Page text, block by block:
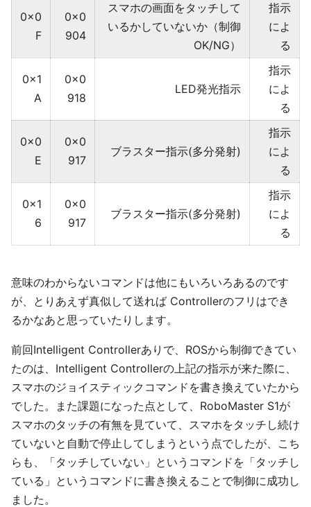
0x0
F
0x0
904
スマホの画面をタッチして
いるかしていないか（制御
OK/NG）
指示
によ
る
0x1
A
0x0
918
LED発光指示
指示
によ
る
0x0
E
0x0
917
ブラスター指示(多分発射)
指示
によ
る
0x1
6
0x0
917
ブラスター指示(多分発射)
指示
によ
る
意味のわからないコマンドは他にもいろいろあるのです
が、とりあえず真似して送れば Controllerのフリはでき
るかなあと思っていたりします。
前回Intelligent Controllerありで、ROSから制御できてい
たのは、Intelligent Controllerの上記の指示が来た際に、
スマホのジョイスティックコマンドを書き換えていたから
でした。また課題になった点として、RoboMaster S1が
スマホのタッチの有無を見ていて、スマホをタッチし続け
ていないと自動で停止してしまうという点でしたが、こち
らも、「タッチしていない」というコマンドを「タッチし
ている」というコマンドに書き換えることで制御に成功し
ました。